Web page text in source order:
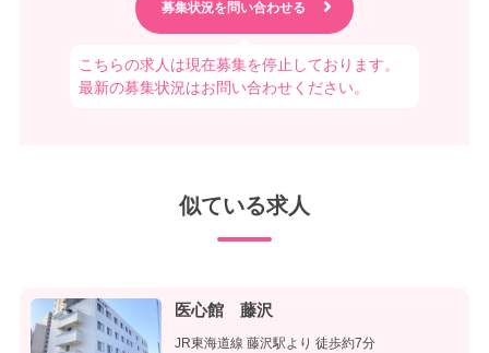
こちらの求人は現在募集を停止しております。
最新の募集状況はお問い合わせください。
似ている求人
医心館 藤沢
JR東海道線 藤沢駅より 徒歩約7分